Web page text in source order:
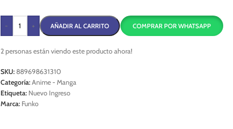
- + AÑADIR AL CARRITO COMPRAR POR WHATSAPP
2 personas están viendo este producto ahora!
SKU: 889698631310
Categoría:Anime - Manga
Etiqueta: Nuevo Ingreso
Marca: Funko